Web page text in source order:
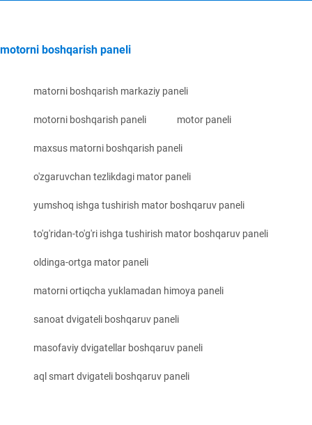
motorni boshqarish paneli
matorni boshqarish markaziy paneli
motorni boshqarish paneli motor paneli
maxsus matorni boshqarish paneli
o'zgaruvchan tezlikdagi mator paneli
yumshoq ishga tushirish mator boshqaruv paneli
to'g'ridan-to'g'ri ishga tushirish mator boshqaruv paneli
oldinga-ortga mator paneli
matorni ortiqcha yuklamadan himoya paneli
sanoat dvigateli boshqaruv paneli
masofaviy dvigatellar boshqaruv paneli
aql smart dvigateli boshqaruv paneli